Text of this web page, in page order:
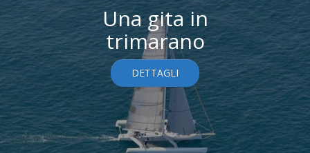
Una gita in
trimarano
DETTAGLI